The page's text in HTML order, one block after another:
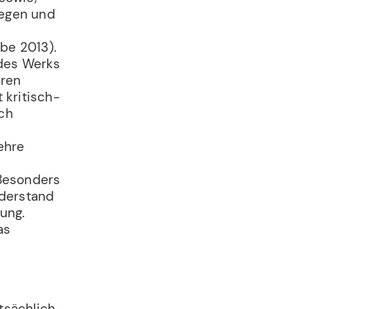
und
2013).
Werks
kritisch-